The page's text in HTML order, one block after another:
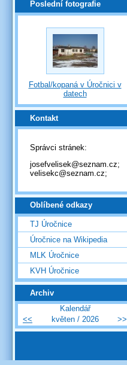
Poslední fotografie
Fotbal/kopaná v Úročnici v
datech
Kontakt
Správci stránek:
josefvelisek@seznam.cz;
velisekc@seznam.cz;
Oblíbené odkazy
TJ Úročnice
Úročnice na Wikipedia
MLK Úročnice
KVH Úročnice
Archiv
Kalendář
<<
květen / 2026 >>